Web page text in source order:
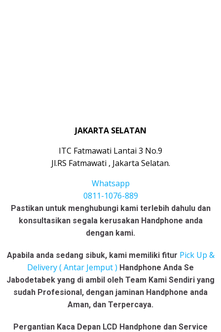
JAKARTA SELATAN
ITC Fatmawati Lantai 3 No.9
Jl.RS Fatmawati , Jakarta Selatan.
Whatsapp
0811-1076-889
Pastikan untuk menghubungi kami terlebih dahulu dan
konsultasikan segala kerusakan Handphone anda
dengan kami.
Apabila anda sedang sibuk, kami memiliki fitur Pick Up &
Delivery ( Antar Jemput ) Handphone Anda Se
Jabodetabek yang di ambil oleh Team Kami Sendiri yang
sudah Profesional, dengan jaminan Handphone anda
Aman, dan Terpercaya.
Pergantian Kaca Depan LCD Handphone dan Service